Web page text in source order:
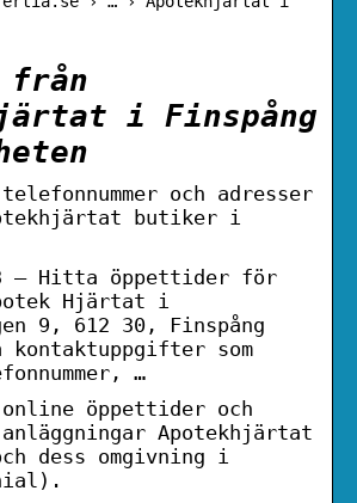
från
i Finspång
och adresser
butiker i
— Hitta öppettider för
Hjärtat i
9, 612 30, Finspång
kontaktuppgifter som
…
öppettider och
Apotekhjärtat
dess omgivning i